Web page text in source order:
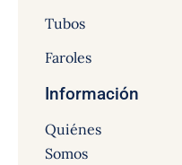
Tubos
Faroles
Información
Quiénes
Somos